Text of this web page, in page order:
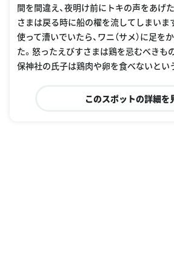
間を間違え、夜明け前にトキの声をあげ
さまは戻る時に船の櫂を流してしまいま
使って漕いでいたら、ワニ（サメ）に足を
た。怒ったえびすさまは鶏を忌むべきも
保神社の氏子は鶏肉や卵を食べないとい
このスポットの詳細を